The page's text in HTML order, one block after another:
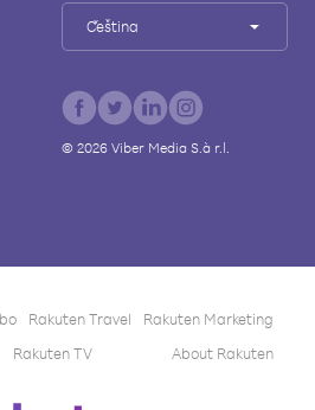
Čeština
© 2026Viber Media S.à r.l.
Rakuten Travel
Rakuten Marketing
Rakuten TV About Rakuten